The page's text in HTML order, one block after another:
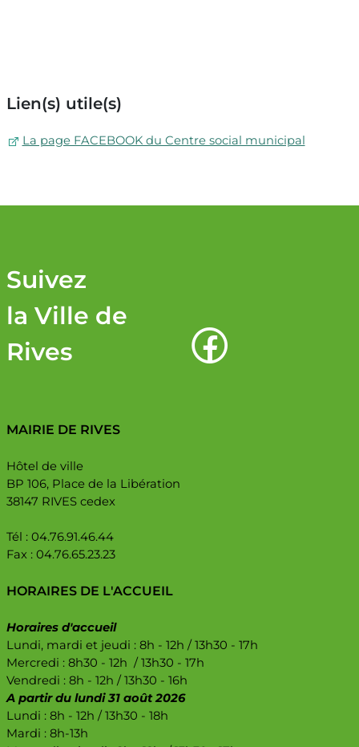
Lien(s) utile(s)
La page FACEBOOK du Centre social municipal
Suivez
la Ville de
Rives
MAIRIE DE RIVES
Hôtel de ville
BP 106, Place de la Libération
38147 RIVES cedex
Tél : 04.76.91.46.44
Fax : 04.76.65.23.23
HORAIRES DE L'ACCUEIL
Horaires d'accueil
Lundi, mardi et jeudi : 8h - 12h / 13h30 - 17h
Mercredi : 8h30 - 12h / 13h30 - 17h
Vendredi : 8h - 12h / 13h30 - 16h
A partir du lundi 31 août 2026
Lundi : 8h - 12h / 13h30 - 18h
Mardi : 8h-13h